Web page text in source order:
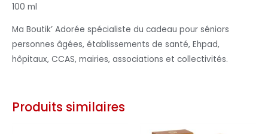
100 ml
Ma Boutik’ Adorée spécialiste du cadeau pour séniors
personnes âgées, établissements de santé, Ehpad,
hôpitaux, CCAS, mairies, associations et collectivités.
Produits similaires